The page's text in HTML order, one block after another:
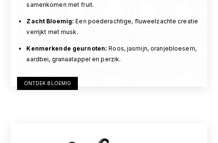
samenkomen met fruit.
Zacht Bloemig: Een poederachtige, fluweelzachte creatie
verrijkt met musk.
Kenmerkende geurnoten: Roos, jasmijn, oranjebloesem,
aardbei, granaatappel en perzik.
ONTDEK BLOEMIG